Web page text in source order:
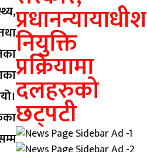
प्रधानन्यायाधीश
नियुक्ति
प्रक्रियामा
दलहरुकाे
छट्पटी